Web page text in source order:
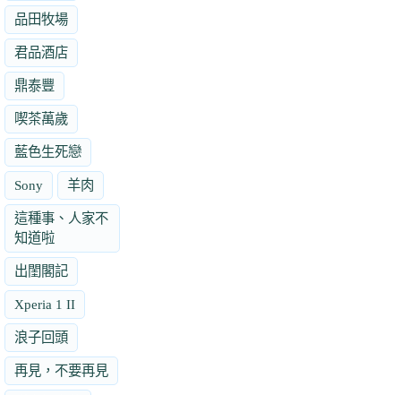
品田牧場
君品酒店
鼎泰豐
喫茶萬歲
藍色生死戀
Sony 羊肉
這種事、人家不
知道啦
出閨閣記
Xperia 1 II
浪子回頭
再見，不要再見